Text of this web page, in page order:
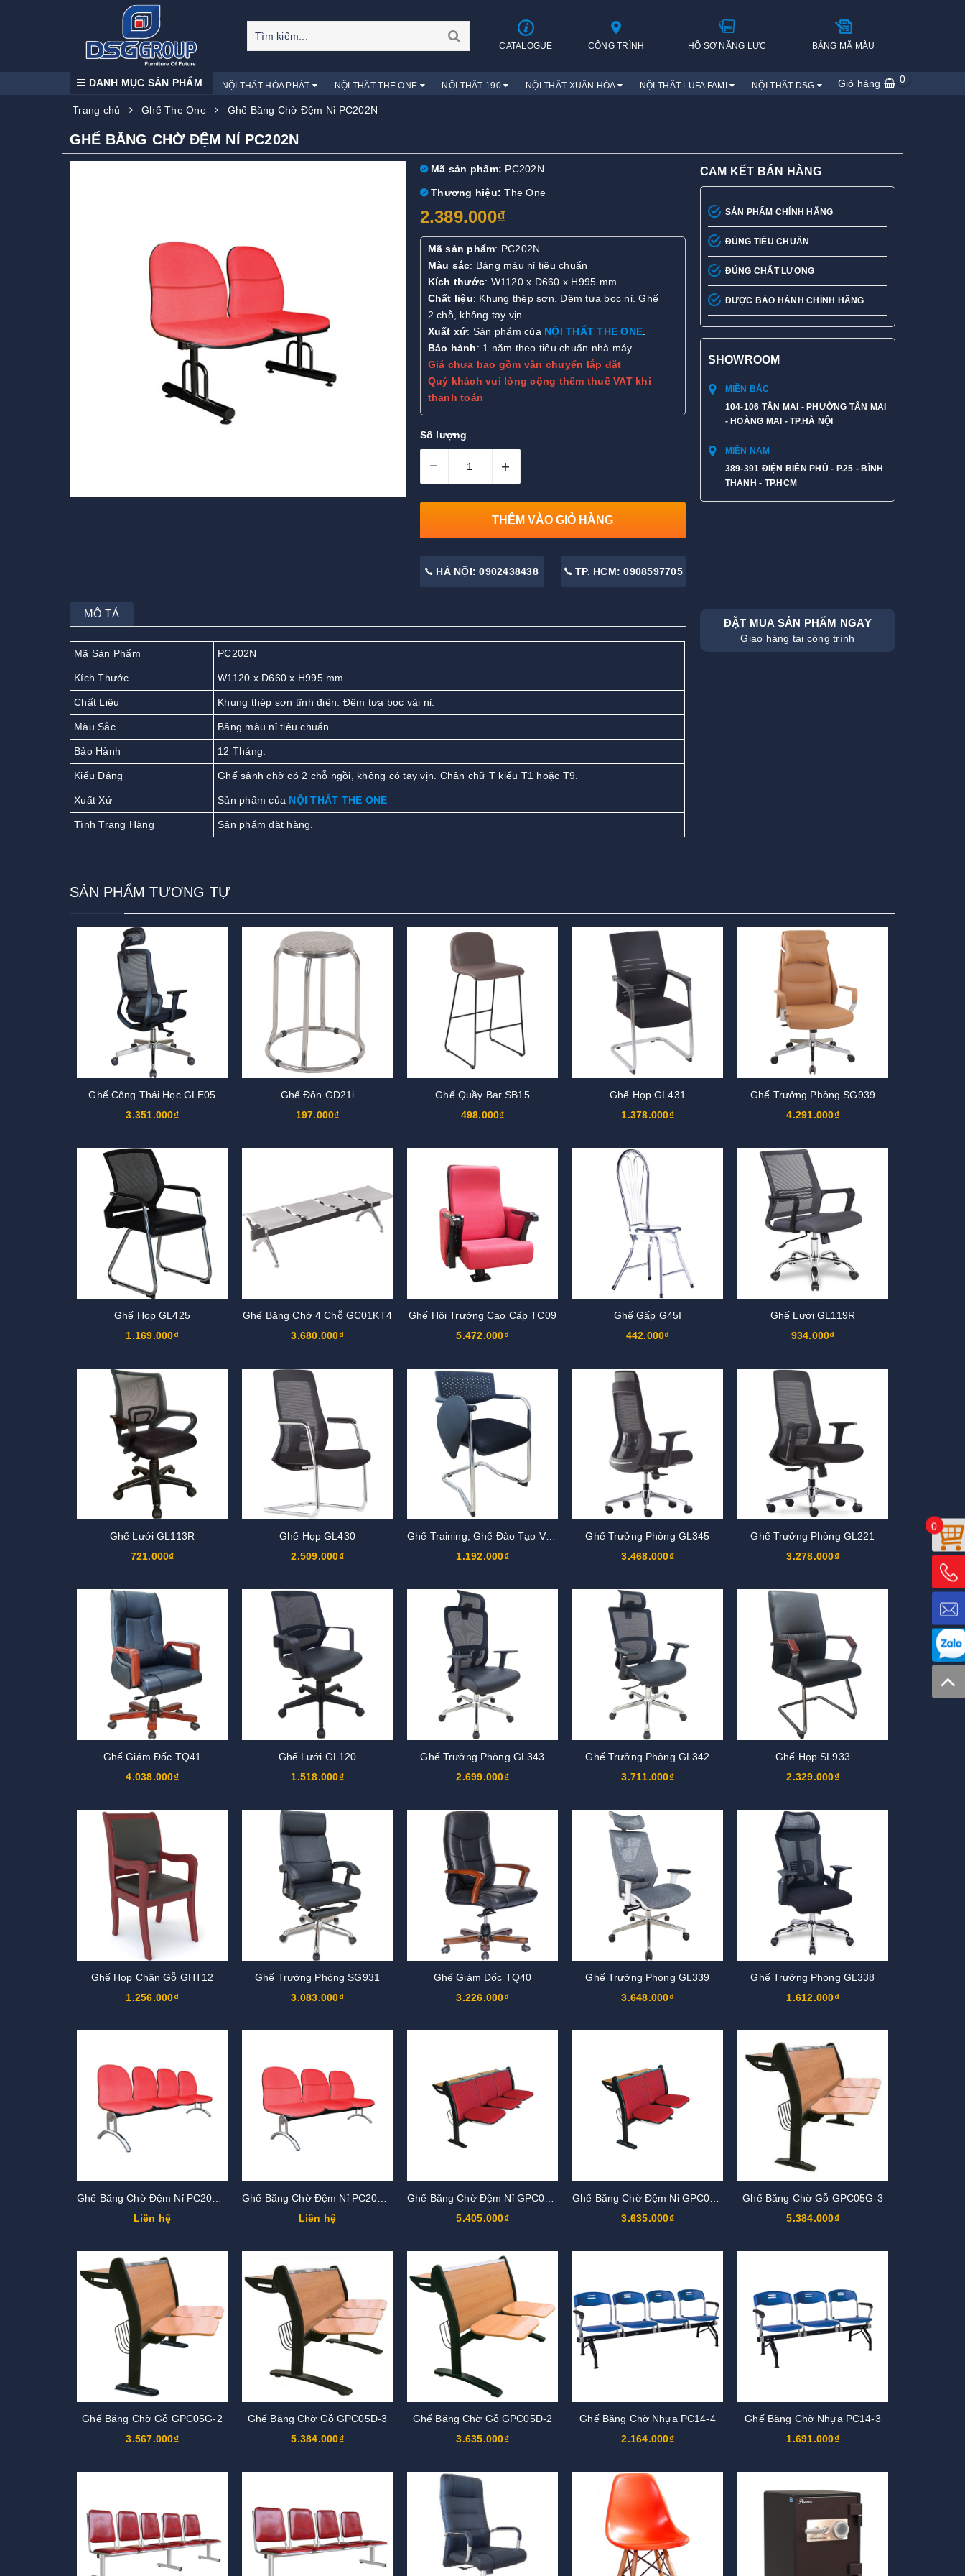
CATALOGUE CÔNG TRÌNH HỒ SƠ NĂNG LỰC BẢNG MÃ MÀU
DANH MỤC SẢN PHẨM NỘI THẤT HÒA PHÁT NỘI THẤT THE ONE NỘI THẤT 190 NỘI THẤT XUÂN HÒA NỘI THẤT LUFA FAMI NỘI THẤT DSG Giỏ hàng 0
Trang chủ Ghế The One Ghế Băng Chờ Đệm Nỉ PC202N
GHẾ BĂNG CHỜ ĐỆM NỈ PC202N
Mã sản phẩm: PC202N
Thương hiệu: The One
2.389.000₫
Mã sản phẩm: PC202N
Màu sắc: Bảng màu nỉ tiêu chuẩn
Kích thước: W1120 x D660 x H995 mm
Chất liệu: Khung thép sơn. Đệm tựa bọc nỉ. Ghế
2 chỗ, không tay vịn
Xuất xứ: Sản phẩm của NỘI THẤT THE ONE.
Bảo hành: 1 năm theo tiêu chuẩn nhà máy
Giá chưa bao gồm vận chuyển lắp đặt
Quý khách vui lòng cộng thêm thuế VAT khi
thanh toán
Số lượng
– +
THÊM VÀO GIỎ HÀNG
HÀ NỘI: 0902438438 TP. HCM: 0908597705
CAM KẾT BÁN HÀNG
SẢN PHẨM CHÍNH HÃNG
ĐÚNG TIÊU CHUẨN
ĐÚNG CHẤT LƯỢNG
ĐƯỢC BẢO HÀNH CHÍNH HÃNG
SHOWROOM
MIỀN BẮC
104-106 TÂN MAI - PHƯỜNG TÂN MAI
- HOÀNG MAI - TP.HÀ NỘI
MIỀN NAM
389-391 ĐIỆN BIÊN PHỦ - P.25 - BÌNH
THẠNH - TP.HCM
MÔ TẢ
Mã Sản Phẩm PC202N
Kích Thước W1120 x D660 x H995 mm
Chất Liệu Khung thép sơn tĩnh điện. Đệm tựa bọc vải nỉ.
Màu Sắc Bảng màu nỉ tiêu chuẩn.
Bảo Hành 12 Tháng.
Kiểu Dáng Ghế sảnh chờ có 2 chỗ ngồi, không có tay vịn. Chân chữ T kiểu T1 hoặc T9.
Xuất Xứ Sản phẩm của NỘI THẤT THE ONE
Tình Trạng Hàng Sản phẩm đặt hàng.
ĐẶT MUA SẢN PHẨM NGAY
Giao hàng tại công trình
SẢN PHẨM TƯƠNG TỰ
Ghế Công Thái Học GLE05
3.351.000₫
Ghế Đôn GD21i
197.000₫
Ghế Quầy Bar SB15
498.000₫
Ghế Họp GL431
1.378.000₫
Ghế Trưởng Phòng SG939
4.291.000₫
Ghế Họp GL425
1.169.000₫
Ghế Băng Chờ 4 Chỗ GC01KT4
3.680.000₫
Ghế Hội Trường Cao Cấp TC09
5.472.000₫
Ghế Gấp G45I
442.000₫
Ghế Lưới GL119R
934.000₫
Ghế Lưới GL113R
721.000₫
Ghế Họp GL430
2.509.000₫
Ghế Training, Ghế Đào Tạo VT6B
1.192.000₫
Ghế Trưởng Phòng GL345
3.468.000₫
Ghế Trưởng Phòng GL221
3.278.000₫
Ghế Giám Đốc TQ41
4.038.000₫
Ghế Lưới GL120
1.518.000₫
Ghế Trưởng Phòng GL343
2.699.000₫
Ghế Trưởng Phòng GL342
3.711.000₫
Ghế Họp SL933
2.329.000₫
Ghế Họp Chân Gỗ GHT12
1.256.000₫
Ghế Trưởng Phòng SG931
3.083.000₫
Ghế Giám Đốc TQ40
3.226.000₫
Ghế Trưởng Phòng GL339
3.648.000₫
Ghế Trưởng Phòng GL338
1.612.000₫
Liên hệ
Liên hệ
5.405.000₫
3.635.000₫
Ghế Băng Chờ Gỗ GPC05G-3
5.384.000₫
Ghế Băng Chờ Gỗ GPC05G-2
3.567.000₫
Ghế Băng Chờ Gỗ GPC05D-3
5.384.000₫
Ghế Băng Chờ Gỗ GPC05D-2
3.635.000₫
Ghế Băng Chờ Nhựa PC14-4
2.164.000₫
Ghế Băng Chờ Nhựa PC14-3
1.691.000₫
0